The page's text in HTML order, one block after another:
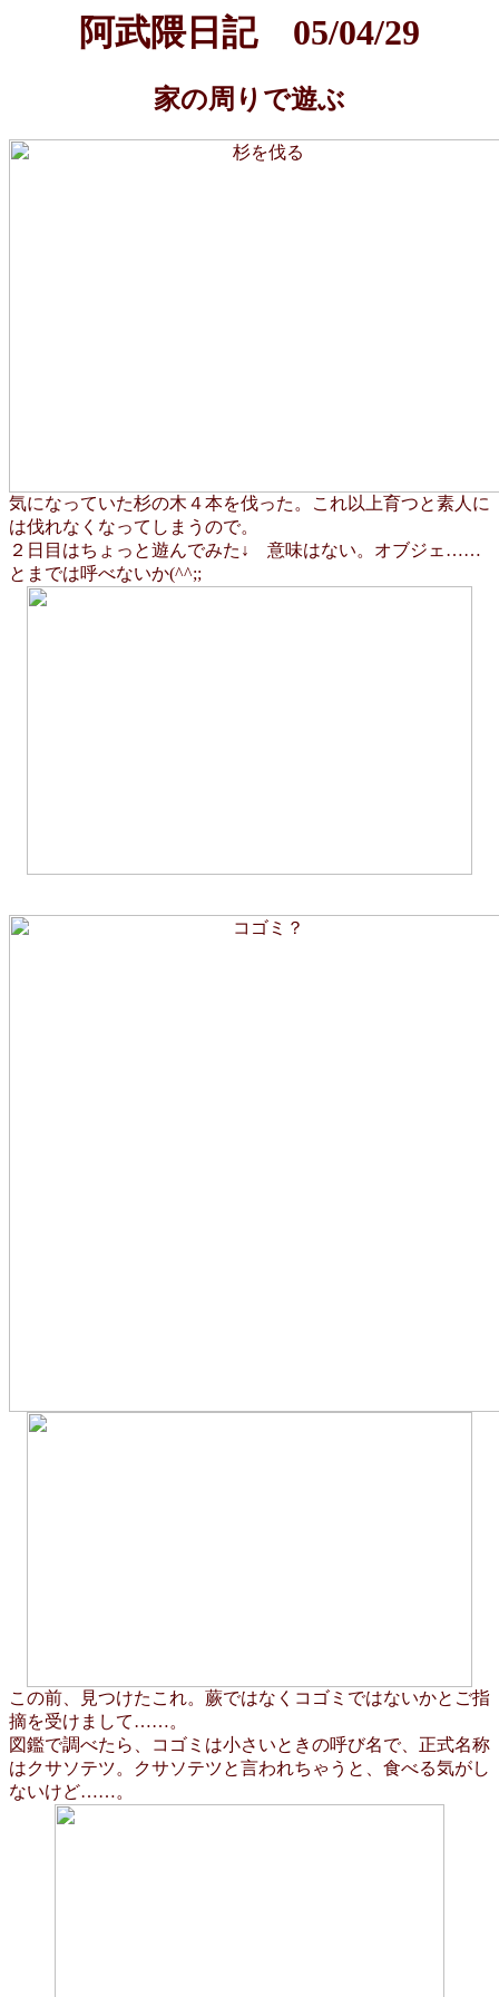
阿武隈日記 05/04/29
家の周りで遊ぶ
気になっていた杉の木４本を伐った。これ以上育つと素人に
は伐れなくなってしまうので。
２日目はちょっと遊んでみた↓ 意味はない。オブジェ……
とまでは呼べないか(^^;;
この前、見つけたこれ。蕨ではなくコゴミではないかとご指
摘を受けまして……。
図鑑で調べたら、コゴミは小さいときの呼び名で、正式名称
はクサソテツ。クサソテツと言われちゃうと、食べる気がし
ないけど……。